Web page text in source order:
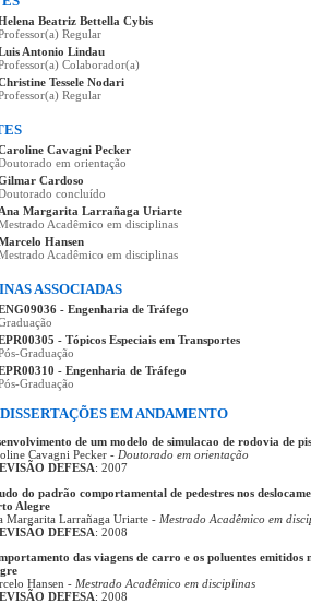
Beatriz Bettella Cybis
Regular
Antonio Lindau
Colaborador(a)
Tessele Nodari
Regular
Cavagni Pecker
em orientação
Cardoso
concluído
Ana Margarita Larrañaga Uriarte
Acadêmico em disciplinas
Hansen
Acadêmico em disciplinas
ASSOCIADAS
- Engenharia de Tráfego
- Tópicos Especiais em Transportes
Graduação
- Engenharia de Tráfego
Graduação
EM ANDAMENTO
de um modelo de simulacao de rodovia de
Cavagni Pecker - Doutorado em orientação
DEFESA: 2007
do padrão comportamental de pedestres nos
Alegre
Margarita Larrañaga Uriarte - Mestrado Acadêmico em
DEFESA: 2008
das viagens de carro e os poluentes emitidos
Hansen - Mestrado Acadêmico em disciplinas
DEFESA: 2008